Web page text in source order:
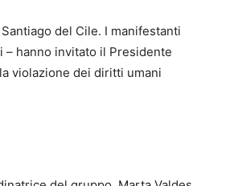
del Cile. I manifestanti
hanno invitato il Presidente
violazione dei diritti umani